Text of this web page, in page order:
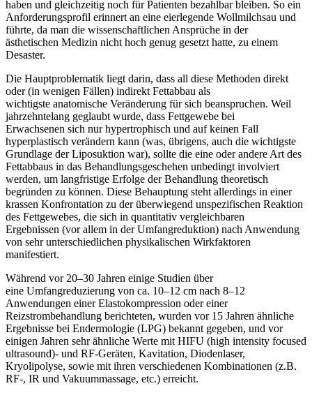
haben und gleichzeitig noch für Patienten bezahlbar bleiben. So ein
Anforderungsprofil erinnert an eine eierlegende Wollmilchsau und
führte, da man die wissenschaftlichen Ansprüche in der
ästhetischen Medizin nicht hoch genug gesetzt hatte, zu einem
Desaster.
Die Hauptproblematik liegt darin, dass all diese Methoden direkt
oder (in wenigen Fällen) indirekt Fettabbau als
wichtigste anatomische Veränderung für sich beanspruchen. Weil
jahrzehntelang geglaubt wurde, dass Fettgewebe bei
Erwachsenen sich nur hypertrophisch und auf keinen Fall
hyperplastisch verändern kann (was, übrigens, auch die wichtigste
Grundlage der Liposuktion war), sollte die eine oder andere Art des
Fettabbaus in das Behandlungsgeschehen unbedingt involviert
werden, um langfristige Erfolge der Behandlung theoretisch
begründen zu können. Diese Behauptung steht allerdings in einer
krassen Konfrontation zu der überwiegend unspezifischen Reaktion
des Fettgewebes, die sich in quantitativ vergleichbaren
Ergebnissen (vor allem in der Umfangreduktion) nach Anwendung
von sehr unterschiedlichen physikalischen Wirkfaktoren
manifestiert.
Während vor 20–30 Jahren einige Studien über
eine Umfangreduzierung von ca. 10–12 cm nach 8–12
Anwendungen einer Elastokompression oder einer
Reizstrombehandlung berichteten, wurden vor 15 Jahren ähnliche
Ergebnisse bei Endermologie (LPG) bekannt gegeben, und vor
einigen Jahren sehr ähnliche Werte mit HIFU (high intensity focused
ultrasound)- und RF-Geräten, Kavitation, Diodenlaser,
Kryolipolyse, sowie mit ihren verschiedenen Kombinationen (z.B.
RF-, IR und Vakuummassage, etc.) erreicht.